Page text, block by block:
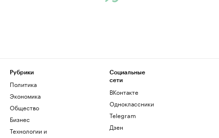
Рубрики
Политика
Экономика
Общество
Бизнес
Технологии и
Социальные
сети
ВКонтакте
Одноклассники
Telegram
Дзен